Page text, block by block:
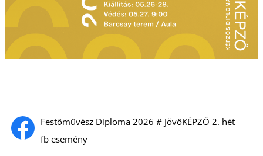
Festőművész Diploma 2026 # JövőKÉPZŐ 2. hét
fb esemény